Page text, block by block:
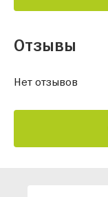
Отзывы
Нет отзывов